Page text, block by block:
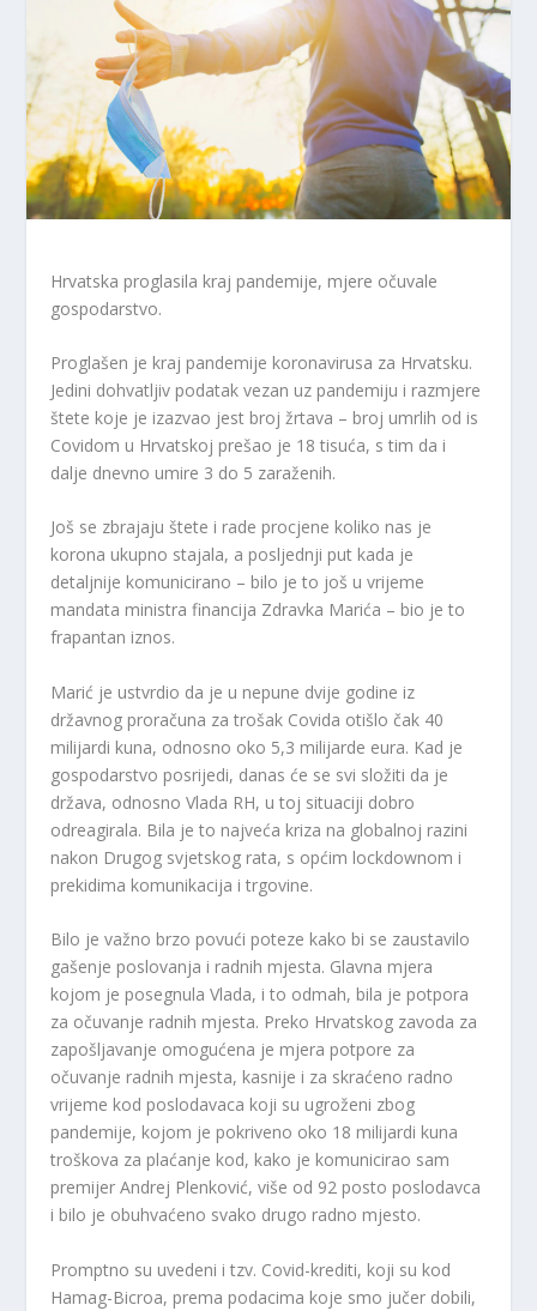
Hrvatska proglasila kraj pandemije, mjere očuvale
gospodarstvo.
Proglašen je kraj pandemije koronavirusa za Hrvatsku.
Jedini dohvatljiv podatak vezan uz pandemiju i razmjere
štete koje je izazvao jest broj žrtava – broj umrlih od is
Covidom u Hrvatskoj prešao je 18 tisuća, s tim da i
dalje dnevno umire 3 do 5 zaraženih.
Još se zbrajaju štete i rade procjene koliko nas je
korona ukupno stajala, a posljednji put kada je
detaljnije komunicirano – bilo je to još u vrijeme
mandata ministra financija Zdravka Marića – bio je to
frapantan iznos.
Marić je ustvrdio da je u nepune dvije godine iz
državnog proračuna za trošak Covida otišlo čak 40
milijardi kuna, odnosno oko 5,3 milijarde eura. Kad je
gospodarstvo posrijedi, danas će se svi složiti da je
država, odnosno Vlada RH, u toj situaciji dobro
odreagirala. Bila je to najveća kriza na globalnoj razini
nakon Drugog svjetskog rata, s općim lockdownom i
prekidima komunikacija i trgovine.
Bilo je važno brzo povući poteze kako bi se zaustavilo
gašenje poslovanja i radnih mjesta. Glavna mjera
kojom je posegnula Vlada, i to odmah, bila je potpora
za očuvanje radnih mjesta. Preko Hrvatskog zavoda za
zapošljavanje omogućena je mjera potpore za
očuvanje radnih mjesta, kasnije i za skraćeno radno
vrijeme kod poslodavaca koji su ugroženi zbog
pandemije, kojom je pokriveno oko 18 milijardi kuna
troškova za plaćanje kod, kako je komunicirao sam
premijer Andrej Plenković, više od 92 posto poslodavca
i bilo je obuhvaćeno svako drugo radno mjesto.
Promptno su uvedeni i tzv. Covid-krediti, koji su kod
Hamag-Bicroa, prema podacima koje smo jučer dobili,